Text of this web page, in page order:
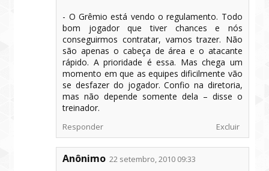
- O Grêmio está vendo o regulamento. Todo
bom jogador que tiver chances e nós
conseguirmos contratar, vamos trazer. Não
são apenas o cabeça de área e o atacante
rápido. A prioridade é essa. Mas chega um
momento em que as equipes dificilmente vão
se desfazer do jogador. Confio na diretoria,
mas não depende somente dela – disse o
treinador.
Responder Excluir
Anônimo 22 setembro, 2010 09:33